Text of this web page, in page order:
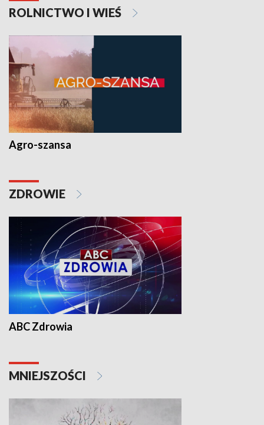
ROLNICTWO I WIEŚ
Agro-szansa
ZDROWIE
ABC Zdrowia
MNIEJSZOŚCI